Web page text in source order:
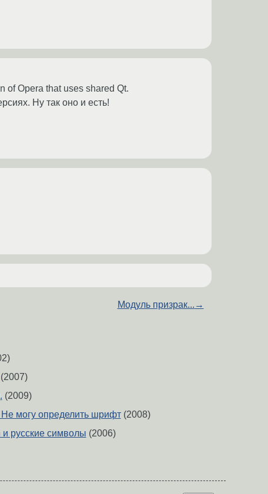
of Opera that uses shared Qt.
Ну так оно и есть!
Модуль призрак... →
(2009)
могу определить шрифт(2008)
русские символы (2006)